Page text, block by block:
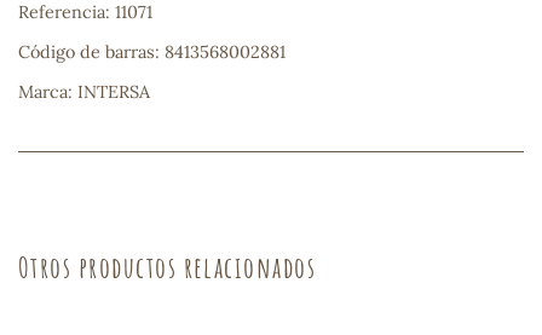
Referencia: 11071
Código de barras: 8413568002881
Marca: INTERSA
Otros productos relacionados